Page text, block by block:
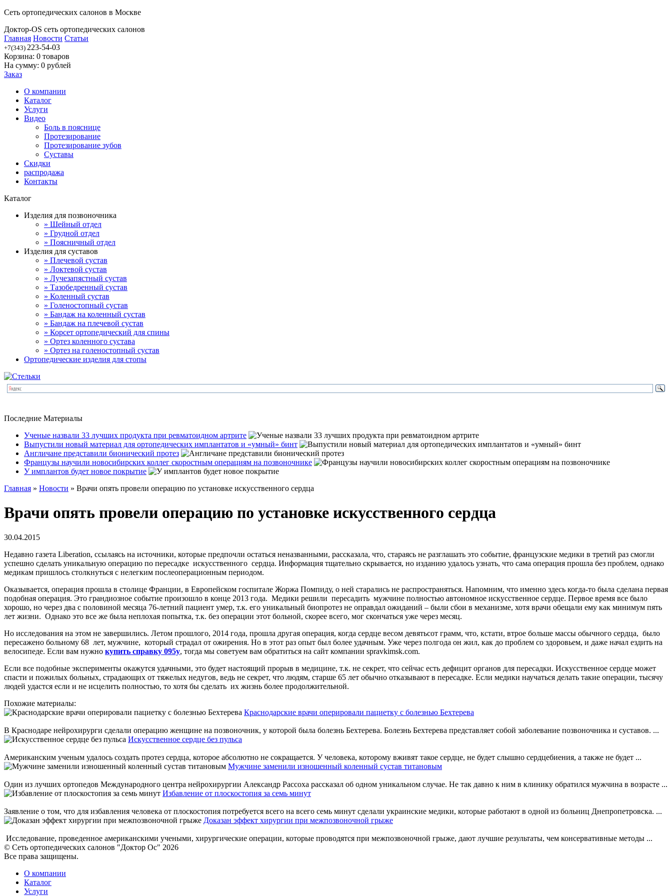
Сеть ортопедических салонов в Москве
Доктор-OS сеть ортопедических салонов
Главная Новости Статьи
+7(343) 223-54-03
Корзина: 0 товаров
На сумму: 0 рублей
Заказ
О компании
Каталог
Услуги
Видео
Боль в пояснице
Протезирование
Протезирование зубов
Суставы
Скидки
распродажа
Контакты
Каталог
Изделия для позвоночника
» Шейный отдел
» Грудной отдел
» Поясничный отдел
Изделия для суставов
» Плечевой сустав
» Локтевой сустав
» Лучезапястный сустав
» Тазобедренный сустав
» Коленный сустав
» Голеностопный сустав
» Бандаж на коленный сустав
» Бандаж на плечевой сустав
» Корсет ортопедический для спины
» Ортез коленного сустава
» Ортез на голеностопный сустав
Ортопедические изделия для стопы
Последние Материалы
Ученые назвали 33 лучших продукта при ревматоидном артрите
Выпустили новый материал для ортопедических имплантатов и «умный» бинт
Англичане представили бионический протез
Французы научили новосибирских коллег скоростным операциям на позвоночнике
У имплантов будет новое покрытие
Главная » Новости » Врачи опять провели операцию по установке искусственного сердца
Врачи опять провели операцию по установке искусственного сердца
30.04.2015
Недавно газета Liberation, ссылаясь на источники, которые предпочли остаться неназванными, рассказала, что, стараясь не разглашать это событие, французские медики в третий раз смогли
успешно сделать уникальную операцию по пересадке искусственного сердца. Информация тщательно скрывается, но изданию удалось узнать, что сама операция прошла без проблем, однако
медикам пришлось столкнуться с нелегким послеоперационным периодом.
Оказывается, операция прошла в столице Франции, в Европейском госпитале Жоржа Помпиду, о ней старались не распространяться. Напомним, что именно здесь когда-то была сделана первая
подобная операция. Это грандиозное событие произошло в конце 2013 года. Медики решили пересадить мужчине полностью автономное искусственное сердце. Первое время все было
хорошо, но через два с половиной месяца 76-летний пациент умер, т.к. его уникальный биопротез не оправдал ожиданий – были сбои в механизме, хотя врачи обещали ему как минимум пять
лет жизни. Однако это все же была неплохая попытка, т.к. без операции этот больной, скорее всего, мог скончаться уже через месяц.
Но исследования на этом не завершились. Летом прошлого, 2014 года, прошла другая операция, когда сердце весом девятьсот грамм, что, кстати, втрое больше массы обычного сердца, было
пересажено больному 68 лет, мужчине, который страдал от ожирения. Но в этот раз опыт был более удачным. Уже через полгода он жил, как до проблем со здоровьем, и даже начал ездить на
велосипеде. Если вам нужно купить справку 095у, тогда мы советуем вам обратиться на сайт компании spravkimsk.com.
Если все подобные эксперименты окажутся удачными, это будет настоящий прорыв в медицине, т.к. не секрет, что сейчас есть дефицит органов для пересадки. Искусственное сердце может
спасти и пожилых больных, страдающих от тяжелых недугов, ведь не секрет, что людям, старше 65 лет обычно отказывают в пересадке. Если медики научаться делать такие операции, тысячу
людей удастся если и не исцелить полностью, то хотя бы сделать их жизнь более продолжительной.
Похожие материалы:
Краснодарские врачи оперировали пациетку с болезнью Бехтерева
В Краснодаре нейрохирурги сделали операцию женщине на позвоночник, у которой была болезнь Бехтерева. Болезнь Бехтерева представляет собой заболевание позвоночника и суставов. ...
Искусственное сердце без пульса
Американским ученым удалось создать протез сердца, которое абсолютно не сокращается. У человека, которому вживят такое сердце, не будет слышно сердцебиения, а также не будет ...
Мужчине заменили изношенный коленный сустав титановым
Один из лучших ортопедов Международного центра нейрохирургии Александр Рассоха рассказал об одном уникальном случае. Не так давно к ним в клинику обратился мужчина в возрасте ...
Избавление от плоскостопия за семь минут
Заявление о том, что для избавления человека от плоскостопия потребуется всего на всего семь минут сделали украинские медики, которые работают в одной из больниц Днепропетровска. ...
Доказан эффект хирургии при межпозвоночной грыже
Исследование, проведенное американскими учеными, хирургические операции, которые проводятся при межпозвоночной грыже, дают лучшие результаты, чем консервативные методы ...
© Сеть ортопедических салонов "Доктор Ос" 2026
Все права защищены.
О компании
Каталог
Услуги